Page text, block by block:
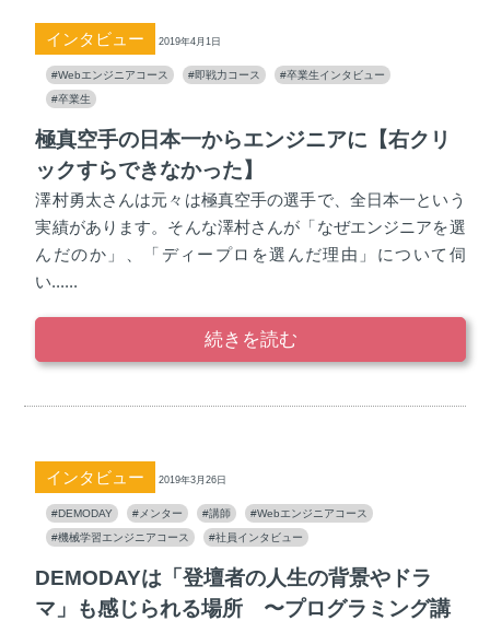
インタビュー 2019年4月1日
#Webエンジニアコース #即戦力コース
#卒業生インタビュー
#卒業生
極真空手の日本一からエンジニアに【右クリ
ックすらできなかった】
澤村勇太さんは元々は極真空手の選手で、全日本一という
実績があります。そんな澤村さんが「なぜエンジニアを選
んだのか」、「ディープロを選んだ理由」について伺
い......
続きを読む
インタビュー 2019年3月26日
#DEMODAY #メンター #講師
#Webエンジニアコース
#機械学習エンジニアコース
#社員インタビュー
DEMODAYは「登壇者の人生の背景やドラ
マ」も感じられる場所 〜プログラミング講